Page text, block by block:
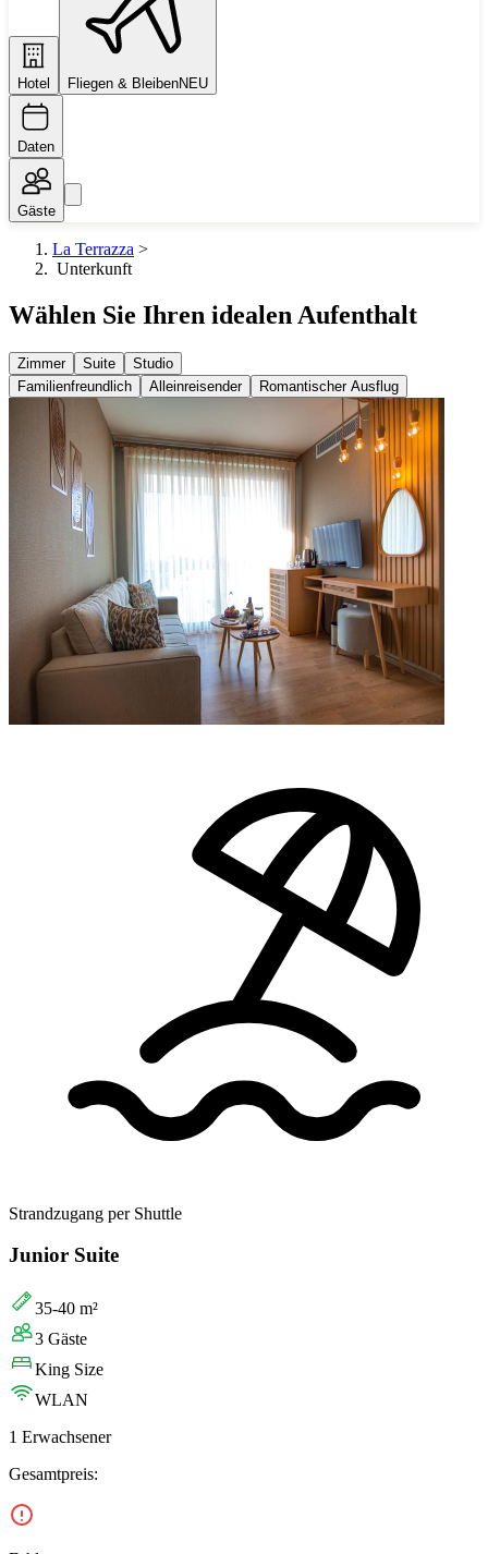
Hotel Fliegen & BleibenNEU
Daten
Gäste
La Terrazza >
Unterkunft
Wählen Sie Ihren idealen Aufenthalt
Zimmer Suite
Studio
Familienfreundlich
Alleinreisender Romantischer Ausflug
Strandzugang per Shuttle
Junior Suite
35-40 m²
3 Gäste
King Size
WLAN
1 Erwachsener
Gesamtpreis: